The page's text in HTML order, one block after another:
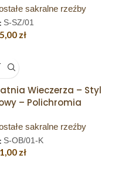
sakralne rzeźby
S-SZ/01
zł
Wieczerza – Styl
– Polichromia
sakralne rzeźby
S-OB/01-K
zł